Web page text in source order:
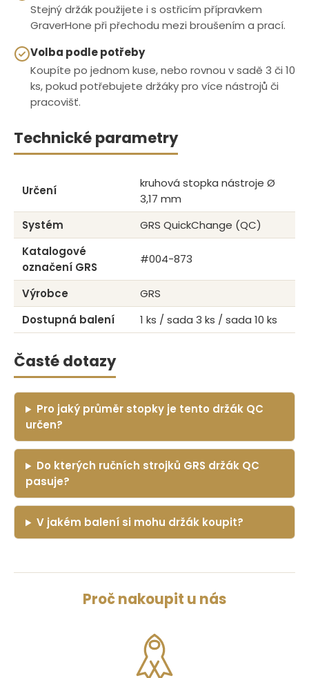
Stejný držák použijete i s ostřicím přípravkem
GraverHone při přechodu mezi broušením a prací.
Volba podle potřeby
Koupíte po jednom kuse, nebo rovnou v sadě 3 či 10
ks, pokud potřebujete držáky pro více nástrojů či
pracovišť.
Technické parametry
Určení
kruhová stopka nástroje Ø
3,17 mm
Systém
GRS QuickChange (QC)
Katalogové
označení GRS
#004-873
Výrobce
GRS
Dostupná balení
1 ks / sada 3 ks / sada 10 ks
Časté dotazy
Pro jaký průměr stopky je tento držák QC
určen?
Do kterých ručních strojků GRS držák QC
pasuje?
V jakém balení si mohu držák koupit?
Proč nakoupit u nás